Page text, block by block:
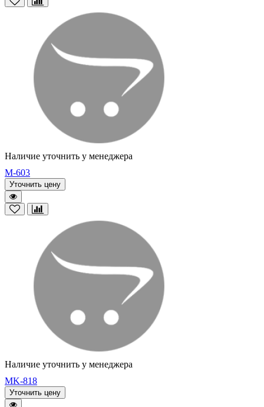
Наличие уточнить у менеджера
M-603
Уточнить цену
Наличие уточнить у менеджера
MK-818
Уточнить цену